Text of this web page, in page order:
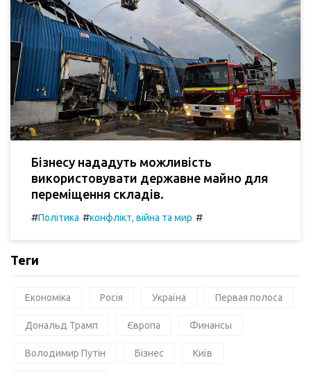
Бізнесу нададуть можливість
використовувати державне майно для
переміщення складів.
#Політика #конфлікт, війна та мир #
Теги
Економіка Росія Україна Первая полоса
Дональд Трамп Європа Финансы
Володимир Путін Бізнес Київ